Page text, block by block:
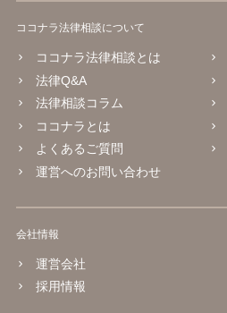
ココナラ法律相談について
ココナラ法律相談とは
法律Q&A
法律相談コラム
ココナラとは
よくあるご質問
運営へのお問い合わせ
会社情報
運営会社
採用情報